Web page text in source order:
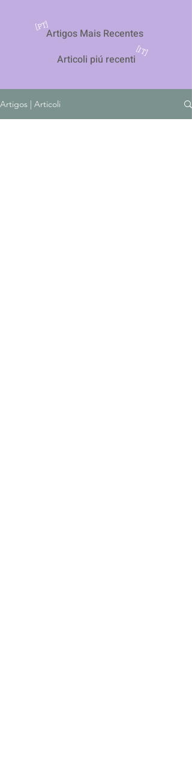
Artigos Mais Recentes
[PT]
Articoli piú recenti
[IT]
Artigos | Articoli